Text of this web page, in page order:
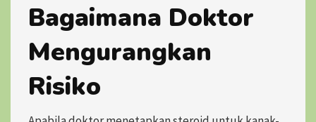
Bagaimana Doktor
Mengurangkan
Risiko